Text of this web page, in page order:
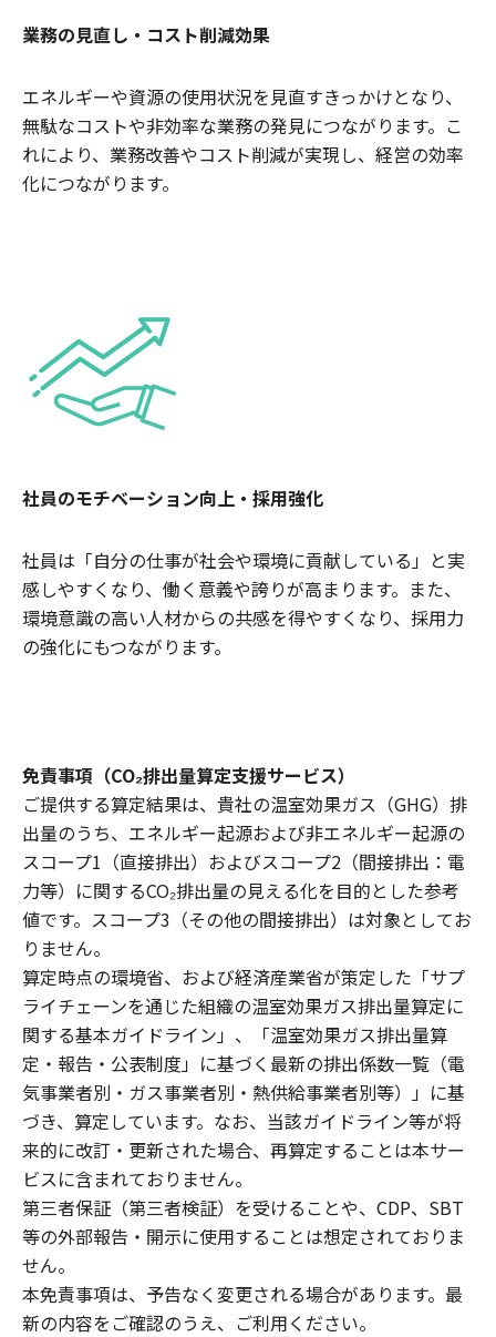
業務の見直し・コスト削減効果
エネルギーや資源の使用状況を見直すきっかけとなり、
無駄なコストや非効率な業務の発見につながります。こ
れにより、業務改善やコスト削減が実現し、経営の効率
化につながります。
社員のモチベーション向上・採用強化
社員は「自分の仕事が社会や環境に貢献している」と実
感しやすくなり、働く意義や誇りが高まります。また、
環境意識の高い人材からの共感を得やすくなり、採用力
の強化にもつながります。
免責事項（CO₂排出量算定支援サービス）
ご提供する算定結果は、貴社の温室効果ガス（GHG）排
出量のうち、エネルギー起源および非エネルギー起源の
スコープ1（直接排出）およびスコープ2（間接排出：電
力等）に関するCO₂排出量の見える化を目的とした参考
値です。スコープ3（その他の間接排出）は対象としてお
りません。
算定時点の環境省、および経済産業省が策定した「サプ
ライチェーンを通じた組織の温室効果ガス排出量算定に
関する基本ガイドライン」、「温室効果ガス排出量算
定・報告・公表制度」に基づく最新の排出係数一覧（電
気事業者別・ガス事業者別・熱供給事業者別等）」に基
づき、算定しています。なお、当該ガイドライン等が将
来的に改訂・更新された場合、再算定することは本サー
ビスに含まれておりません。
第三者保証（第三者検証）を受けることや、CDP、SBT
等の外部報告・開示に使用することは想定されておりま
せん。
本免責事項は、予告なく変更される場合があります。最
新の内容をご確認のうえ、ご利用ください。